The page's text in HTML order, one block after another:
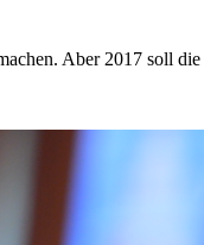
Aber 2017 soll die